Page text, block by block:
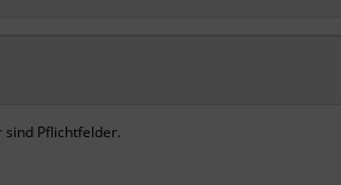
Pflichtfelder.